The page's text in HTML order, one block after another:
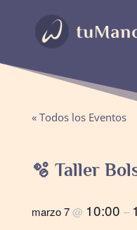
« Todos los Eventos
🫧 Taller
marzo 7@ 10:00 –